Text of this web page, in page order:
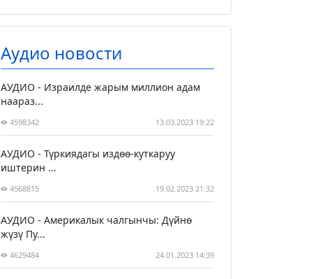
Аудио новости
АУДИО - Израилде жарым миллион адам
наараз...
4598342 13.03.2023 19:22
АУДИО - Түркиядагы издөө-куткаруу
иштерин ...
4568815 19.02.2023 21:32
АУДИО - Америкалык чалгынчы: Дүйнө
жүзү Пу...
4629484 24.01.2023 14:39